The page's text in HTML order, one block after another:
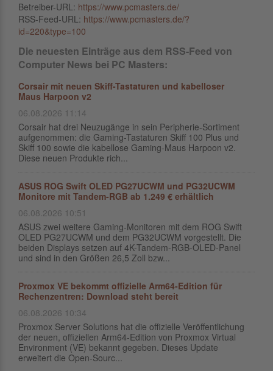
Betreiber-URL: https://www.pcmasters.de/
RSS-Feed-URL: https://www.pcmasters.de/?
id=220&type=100
Die neuesten Einträge aus dem RSS-Feed von
Computer News bei PC Masters:
Corsair mit neuen Skiff-Tastaturen und kabelloser
Maus Harpoon v2
06.08.2026 11:14
Corsair hat drei Neuzugänge in sein Peripherie-Sortiment
aufgenommen: die Gaming-Tastaturen Skiff 100 Plus und
Skiff 100 sowie die kabellose Gaming-Maus Harpoon v2.
Diese neuen Produkte rich...
ASUS ROG Swift OLED PG27UCWM und PG32UCWM
Monitore mit Tandem-RGB ab 1.249 € erhältlich
06.08.2026 10:51
ASUS zwei weitere Gaming-Monitoren mit dem ROG Swift
OLED PG27UCWM und dem PG32UCWM vorgestellt. Die
beiden Displays setzen auf 4K-Tandem-RGB-OLED-Panel
und sind in den Größen 26,5 Zoll bzw...
Proxmox VE bekommt offizielle Arm64-Edition für
Rechenzentren: Download steht bereit
06.08.2026 10:34
Proxmox Server Solutions hat die offizielle Veröffentlichung
der neuen, offiziellen Arm64-Edition von Proxmox Virtual
Environment (VE) bekannt gegeben. Dieses Update
erweitert die Open-Sourc...